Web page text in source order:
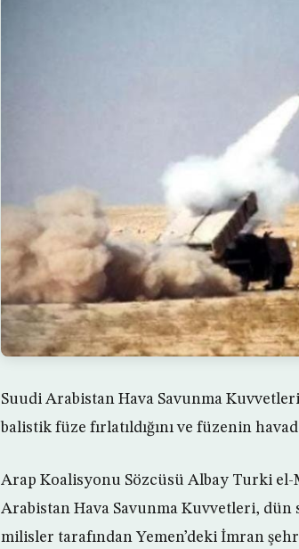
Suudi Arabistan Hava Savunma
balistik füze fırlatıldığını ve füzenin
Arap Koalisyonu Sözcüsü Albay Turki el-
Arabistan Hava Savunma Kuvvetleri, dün
milisler tarafından Yemen’deki İmran